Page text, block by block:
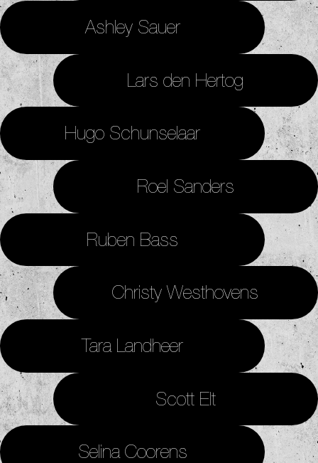
Ashley Sauer
Lars den Hertog
Hugo Schunselaar
Roel Sanders
Ruben Bass
Christy Westhovens
Tara Landheer
Scott Elt
Selina Coorens